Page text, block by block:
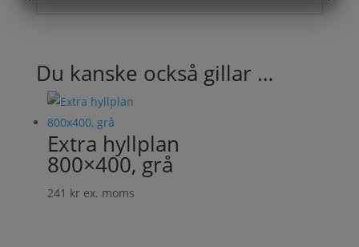
Du kanske också gillar …
Extra hyllplan
800×400, grå
241 kr ex. moms